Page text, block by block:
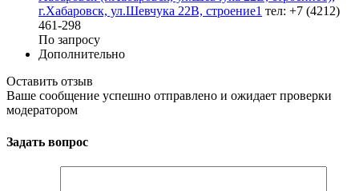
г.Хабаровск, ул.Шевчука 22В, строение1 тел: +7 (4212)
461-298
По запросу
Дополнительно
Оставить отзыв
Ваше сообщение успешно отправлено и ожидает проверки
модератором
Задать вопрос